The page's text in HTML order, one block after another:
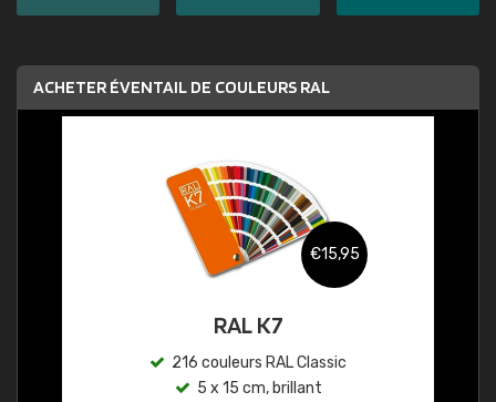
ACHETER ÉVENTAIL DE COULEURS RAL
€15,95
RAL K7
216 couleurs RAL Classic
5 x 15 cm, brillant